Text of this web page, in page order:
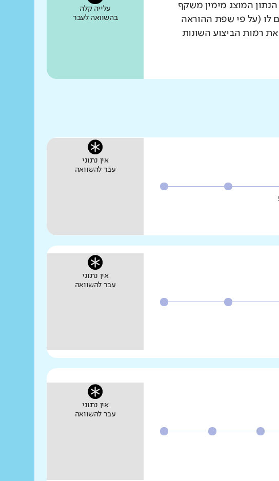
המוצג מימין משקף
לו (על פי שפת ההוראה
רמות הביצוע השונות
עלייה קלה
בהשוואה לעבר
אין נתוני
עבר להשוואה
אין נתוני
עבר להשוואה
אין נתוני
עבר להשוואה